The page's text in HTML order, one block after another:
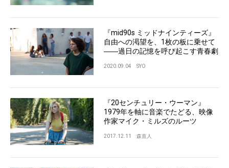
『mid90s ミッドナインティーズ』
自由への渇望を、1枚の板に乗せて
――過日の記憶を呼び起こす青春劇
2020.09.04 SYO
『20センチュリー・ウーマン』
1979年を軸に音楽でたどる、映像
作家マイク・ミルズのルーツ
2017.12.11 森直人